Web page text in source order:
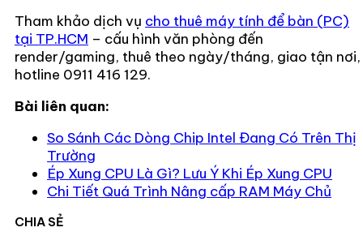
Tham khảo dịch vụ cho thuê máy tính để bàn (PC)
tại TP.HCM – cấu hình văn phòng đến
render/gaming, thuê theo ngày/tháng, giao tận nơi,
hotline 0911 416 129.
Bài liên quan:
So Sánh Các Dòng Chip Intel Đang Có Trên Thị
Trường
Ép Xung CPU Là Gì? Lưu Ý Khi Ép Xung CPU
Chi Tiết Quá Trình Nâng cấp RAM Máy Chủ
CHIA SẺ